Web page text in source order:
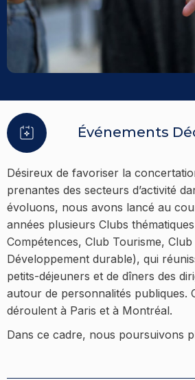
Événements
Désireux de favoriser la
prenantes des secteurs d’activité
évoluons, nous avons lancé au
années plusieurs Clubs
Compétences, Club Tourisme,
Développement durable), qui
petits-déjeuners et de dîners des
autour de personnalités publiques.
déroulent à Paris et à Montréal.
Dans ce cadre, nous poursuivons